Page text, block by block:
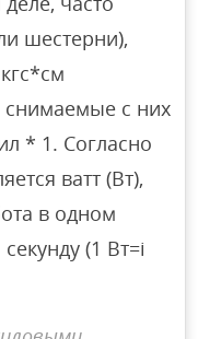
шестерни),
с них
* 1. Согласно
ватт (Вт),
в одном
(1 Вт=i